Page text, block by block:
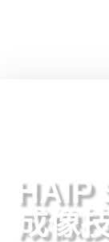
HAIP
成像